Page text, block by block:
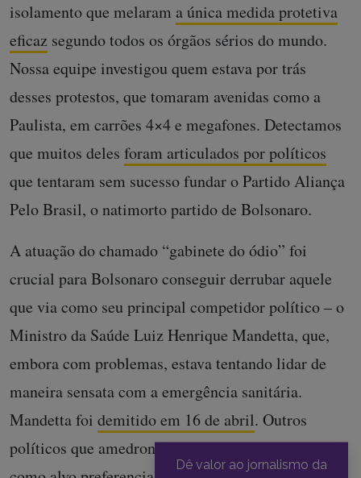
isolamento que melaram a única medida protetiva
eficaz segundo todos os órgãos sérios do mundo.
Nossa equipe investigou quem estava por trás
desses protestos, que tomaram avenidas como a
Paulista, em carrões 4×4 e megafones. Detectamos
que muitos deles foram articulados por políticos
que tentaram sem sucesso fundar o Partido Aliança
Pelo Brasil, o natimorto partido de Bolsonaro.
A atuação do chamado “gabinete do ódio” foi
crucial para Bolsonaro conseguir derrubar aquele
que via como seu principal competidor político – o
Ministro da Saúde Luiz Henrique Mandetta, que,
embora com problemas, estava tentando lidar de
maneira sensata com a emergência sanitária.
Mandetta foi demitido em 16 de abril. Outros
políticos que amedrontavam o presidente seguiriam
Dê valor ao jornalismo da